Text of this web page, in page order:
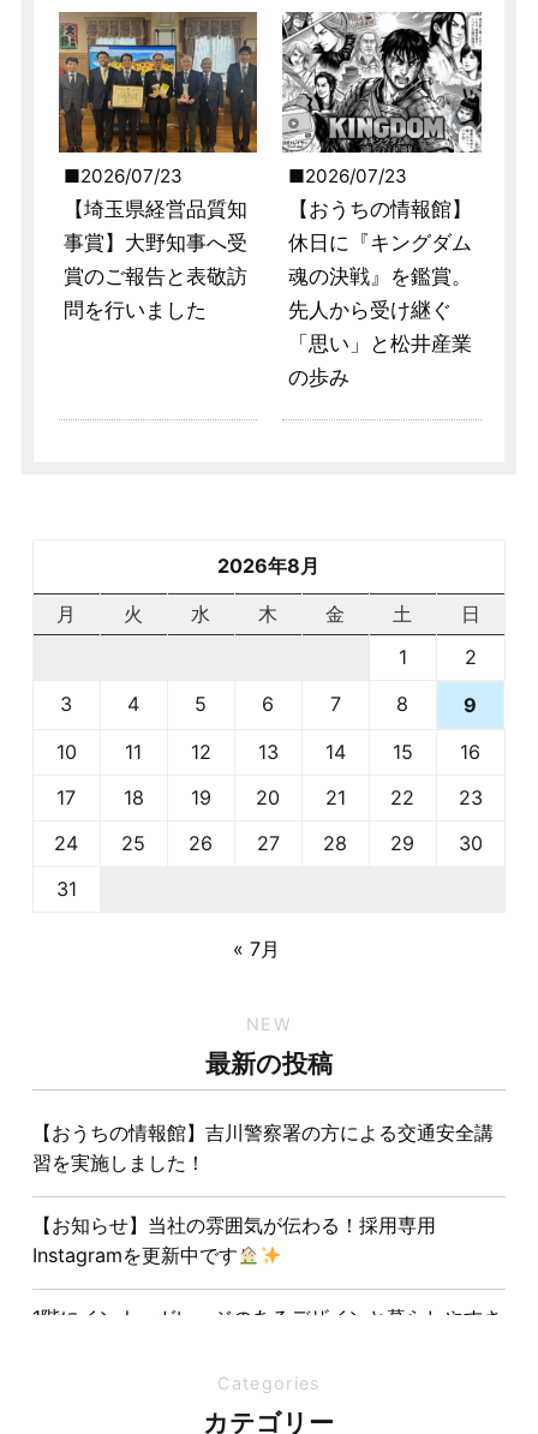
2026/07/23
【埼玉県経営品質知
事賞】大野知事へ受
賞のご報告と表敬訪
問を行いました
2026/07/23
【おうちの情報館】
休日に『キングダム
魂の決戦』を鑑賞。
先人から受け継ぐ
「思い」と松井産業
の歩み
2026年8月
月
火 水 木 金 土
日
1
2
3
4 5 6 7 8
9
10
11 12 13 14 15
16
17
18 19 20 21 22
23
24
25 26 27 28 29
30
31
« 7月
NEW
最新の投稿
【おうちの情報館】吉川警察署の方による交通安全講
習を実施しました！
【お知らせ】当社の雰囲気が伝わる！採用専用
Instagramを更新中です
1階にインナーガレージのあるデザインと暮らしやすさ
夏の熱中症対策は家づくりから。屋根・壁・基礎の構
Categories
カテゴリー